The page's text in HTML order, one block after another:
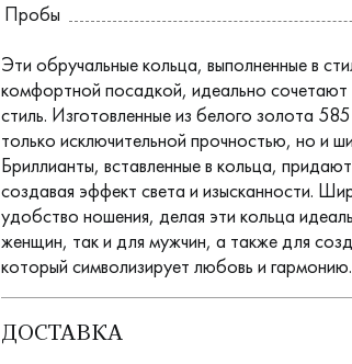
Пробы
Эти обручальные кольца, выполненные в
комфортной посадкой, идеально сочетают
стиль. Изготовленные из белого золота
только исключительной прочностью, но и
Бриллианты, вставленные в кольца,
создавая эффект света и изысканности.
удобство ношения, делая эти кольца
женщин, так и для мужчин, а также для
который символизирует любовь и гармонию.
ДОСТАВКА